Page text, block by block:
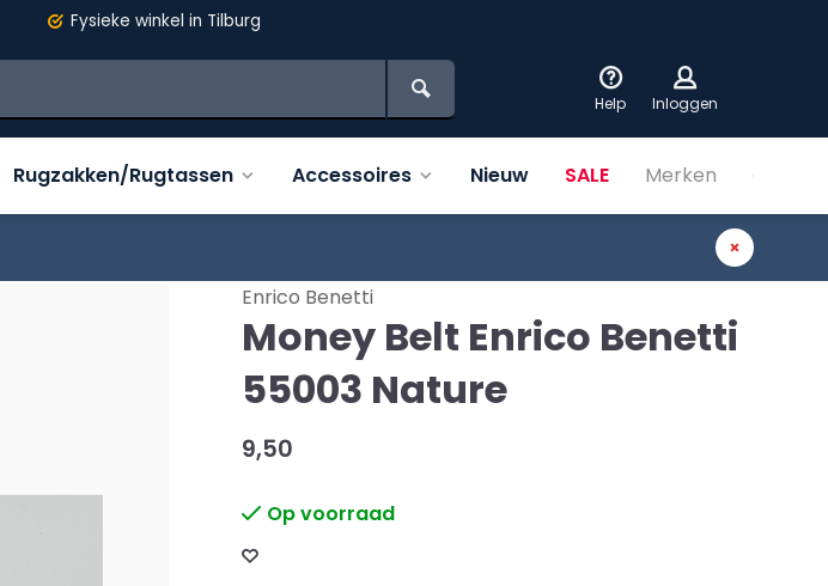
Fysieke winkel in Tilburg
Help Inloggen
Rugzakken/Rugtassen Accessoires Nieuw SALE Merken Over
Enrico Benetti
Money Belt Enrico Benetti
55003 Nature
9,50
Op voorraad